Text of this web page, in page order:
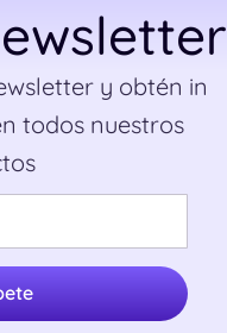
y obtén in
todos nuestros